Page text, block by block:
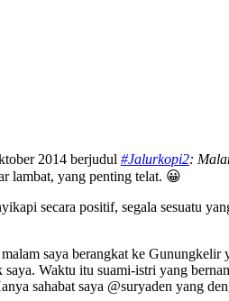
2014 berjudul #Jalurkopi2:
lambat, yang penting telat. 😀
secara positif, segala sesuatu
saya berangkat ke
Waktu itu suami-istri yang
sahabat saya @suryaden yang